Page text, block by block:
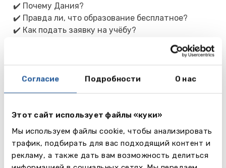
Согласие Подробности О нас
Этот сайт использует файлы «куки»
Мы используем файлы cookie, чтобы анализировать
трафик, подбирать для вас подходящий контент и
рекламу, а также дать вам возможность делиться
✔️ Почему Дания?
✔️ Правда ли, что образование бесплатное?
✔️ Как подать заявку на учёбу?
✔️ Можно студентам подрабатывать?
✔️ Что с проживанием?
Это – всего лишь некоторые из вопросов, которые
мы с вами обсудим.